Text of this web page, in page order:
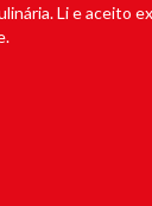
Li e aceito